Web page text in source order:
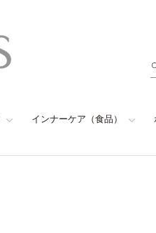
インナーケア（食品）